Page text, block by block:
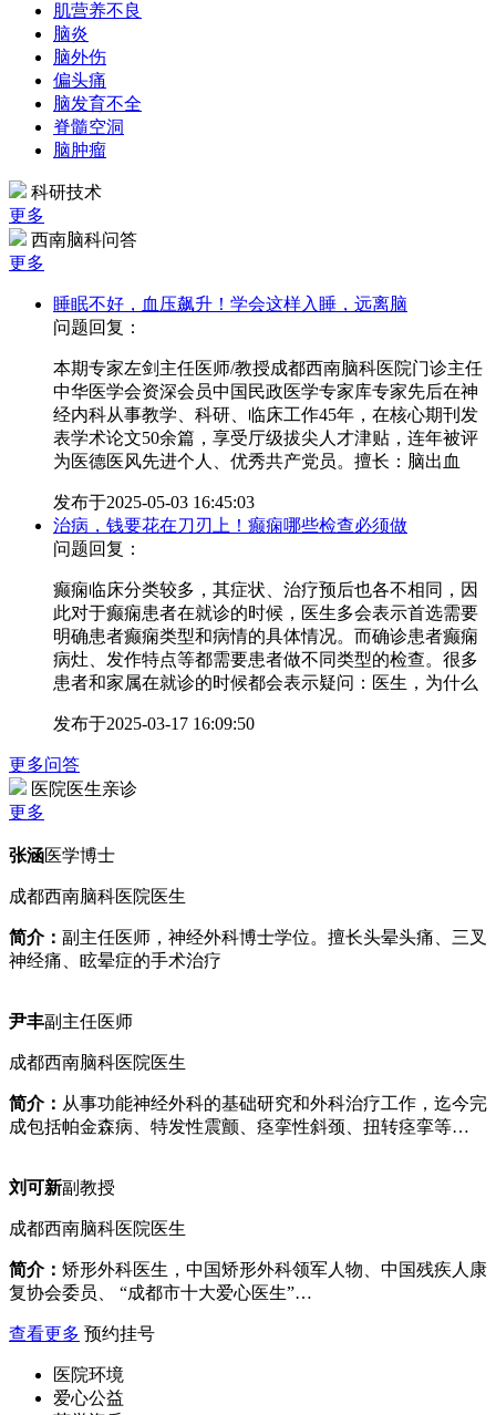
肌营养不良
脑炎
脑外伤
偏头痛
脑发育不全
脊髓空洞
脑肿瘤
科研技术
更多
西南脑科问答
更多
睡眠不好，血压飙升！学会这样入睡，远离脑
问题回复：
本期专家左剑主任医师/教授成都西南脑科医院门诊主任
中华医学会资深会员中国民政医学专家库专家先后在神
经内科从事教学、科研、临床工作45年，在核心期刊发
表学术论文50余篇，享受厅级拔尖人才津贴，连年被评
为医德医风先进个人、优秀共产党员。擅长：脑出血
发布于2025-05-03 16:45:03
治病，钱要花在刀刃上！癫痫哪些检查必须做
问题回复：
癫痫临床分类较多，其症状、治疗预后也各不相同，因
此对于癫痫患者在就诊的时候，医生多会表示首选需要
明确患者癫痫类型和病情的具体情况。而确诊患者癫痫
病灶、发作特点等都需要患者做不同类型的检查。很多
患者和家属在就诊的时候都会表示疑问：医生，为什么
发布于2025-03-17 16:09:50
更多问答
医院医生亲诊
更多
张涵医学博士
成都西南脑科医院医生
简介： 副主任医师，神经外科博士学位。擅长头晕头痛、三叉
神经痛、眩晕症的手术治疗
尹丰副主任医师
成都西南脑科医院医生
简介： 从事功能神经外科的基础研究和外科治疗工作，迄今完
成包括帕金森病、特发性震颤、痉挛性斜颈、扭转痉挛等…
刘可新副教授
成都西南脑科医院医生
简介： 矫形外科医生，中国矫形外科领军人物、中国残疾人康
复协会委员、 “成都市十大爱心医生”…
查看更多 预约挂号
医院环境
爱心公益